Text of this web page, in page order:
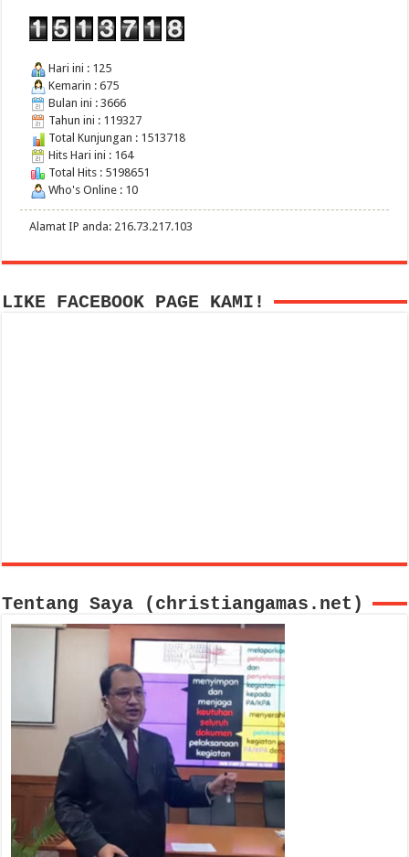
Hari ini : 125
Kemarin : 675
Bulan ini : 3666
Tahun ini : 119327
Total Kunjungan : 1513718
Hits Hari ini : 164
Total Hits : 5198651
Who's Online : 10
Alamat IP anda: 216.73.217.103
LIKE FACEBOOK PAGE KAMI!
Tentang Saya (christiangamas.net)